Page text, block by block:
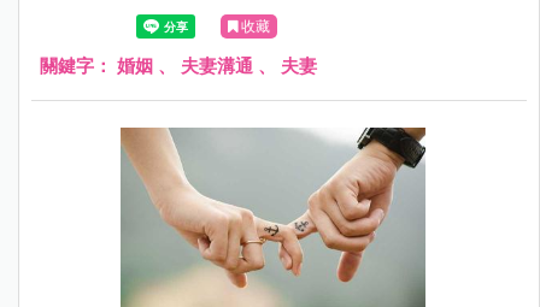
想著讓孩子回去見見外公、外婆，於是我向先生表明希望他
帶孩子回我家一趟，他這事辦得妥妥當當，孩子回來後，開
心的說她坐在阿嬤腿上、阿公說她很可愛等等，拿了紅包、
收藏
關鍵字： 婚姻 、 夫妻溝通 、 夫妻